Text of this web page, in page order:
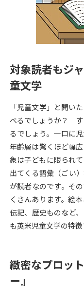
留学・進学関連、塾・予
大学入学共通テスト「受
配慮案内」の請求
幼稚園教員資格認定試験
高等学校（情報）教員資格
大
大学で学べる内容や
新増設大学・学部・学科特
データサイエンス特集
（高3生用）
対象読者もジ
童文学
「児童文学」と聞い
べるでしょうか？ す
るでしょう。一口に
年齢層は驚くほど幅
象は子どもに限られ
出てくる語彙（ごい
が読者なのです。そ
くさんあります。絵
伝記、歴史ものなど
も英米児童文学の特徴
緻密なプロッ
ー』